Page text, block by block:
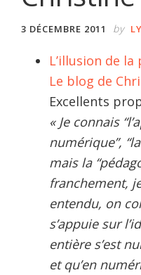
3 DÉCEMBRE 2011 by
L’illusion de
Le blog de
Excellents
« Je connais
numérique”,
mais la
franchement,
entendu, on
s’appuie sur
entière s’est
et qu’en